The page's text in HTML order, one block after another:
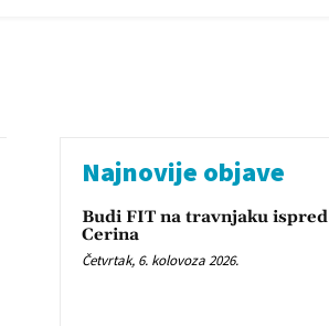
Najnovije objave
Budi FIT na travnjaku ispred
Cerina
Četvrtak, 6. kolovoza 2026.